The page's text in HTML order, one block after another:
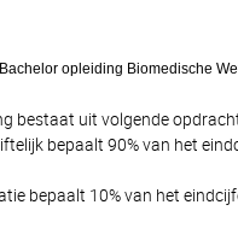
opleiding Biomedische
bestaat uit volgende
bepaalt 90% van het
bepaalt 10% van het